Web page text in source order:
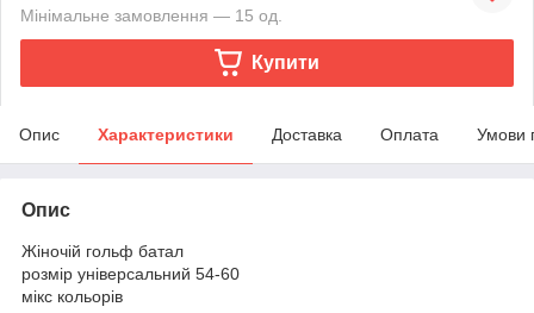
Мінімальне замовлення — 15 од.
Купити
Опис Характеристики Доставка Оплата Умови
Опис
Жіночій гольф батал
розмір універсальний 54-60
мікс кольорів